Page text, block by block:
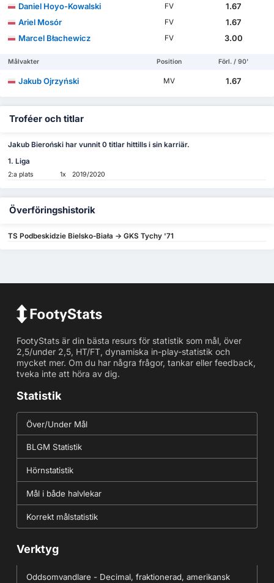
Daniel Hoyo-Kowalski
FV
1.67
Ariel Mosór
FV
1.67
Marcel Błachewicz
FV 3.00
Målvakter Position Förl. / 90'
Jakub Ojrzyński MV 1.67
Troféer och titlar
Jakub Bieroński har vunnit 0 titlar hittills i sin karriär.
1. Liga
2:a plats 1x 2019/2020
Överföringshistorik
TS Podbeskidzie Bielsko-Biała -> GKS Tychy '71
FootyStats är din bästa resurs för statistik som mål, över
2,5/under 2,5, HT/FT, dynamiska in-play-statistik och
mycket mer. Om du har några frågor, tankar eller feedback,
tveka inte att höra av dig.
Statistik
Över/Under Mål
BLGM Statistik
Hörnstatistik
Mål i både halvlekar
Korrekt målstatistik
Verktyg
Oddsomvandlare - Decimal, fraktionerad, amerikansk